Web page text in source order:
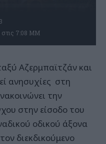
στις 7:08 ΜΜ
Αζερμπαϊτζάν και
ανησυχίες στη
την
στην είσοδο του
οδικού άξονα
διεκδικούμενο